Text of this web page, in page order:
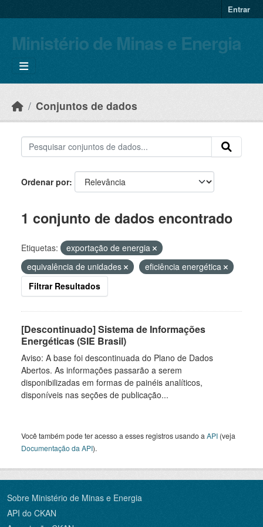
Entrar
Ministério de Minas e Energia
Conjuntos de dados
Ordenar por
1 conjunto de dados encontrado
Etiquetas:
exportação de energia
equivalência de unidades
eficiência energética
Filtrar Resultados
[Descontinuado] Sistema de Informações
Energéticas (SIE Brasil)
Aviso: A base foi descontinuada do Plano de Dados
Abertos. As informações passarão a serem
disponibilizadas em formas de painéis analíticos,
disponíveis nas seções de publicação...
Você também pode ter acesso a esses registros usando a API (veja
Documentação da API).
Sobre Ministério de Minas e Energia
API do CKAN